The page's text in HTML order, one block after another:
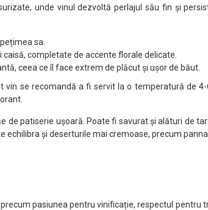
unde vinul dezvoltă perlajul său fin și
sa.
completate de accente florale delicate.
ceea ce îl face extrem de plăcut și ușor de băut.
se recomandă a fi servit la o temperatură de
patiserie ușoară. Poate fi savurat și alături de
și deserturile mai cremoase, precum
pasiunea pentru vinificație, respectul pentru